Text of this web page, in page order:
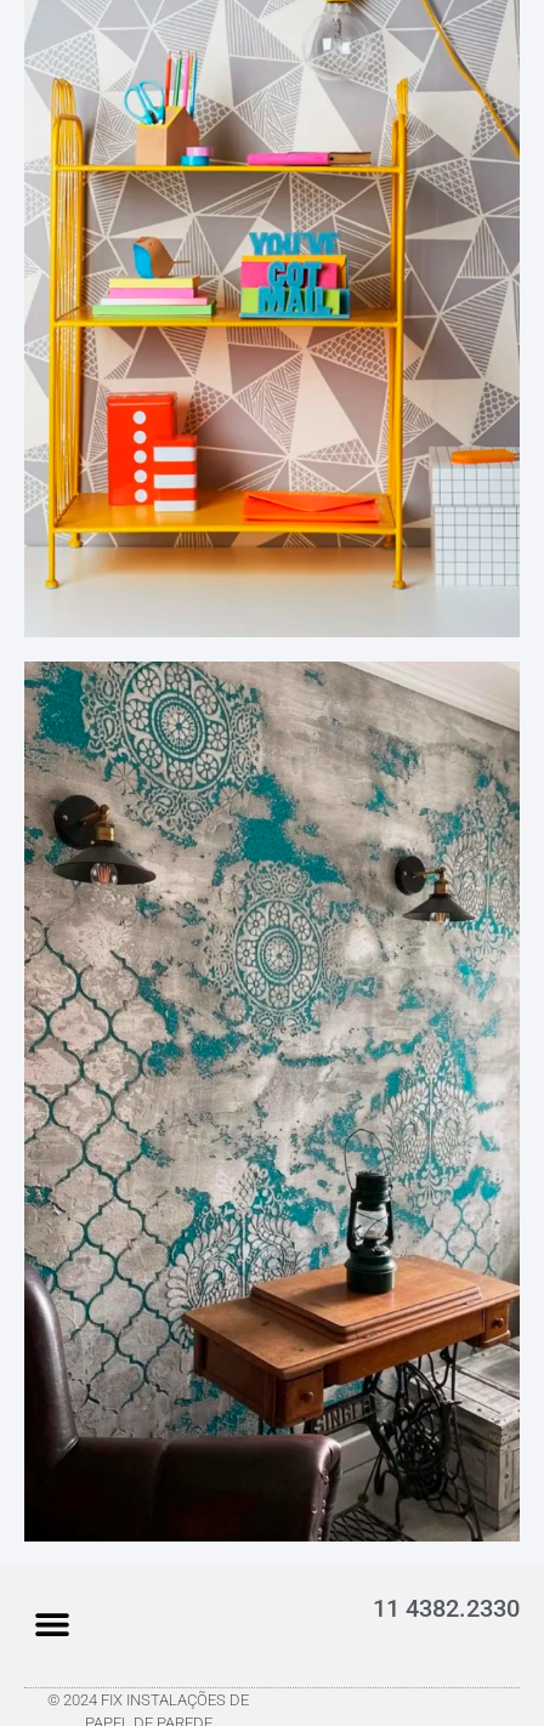
11 4382.2330
© 2024 FIX INSTALAÇÕES DE